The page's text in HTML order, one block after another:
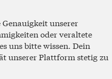
unserer
oder veraltete
uns bitte wissen. Dein
unserer Plattform stetig zu